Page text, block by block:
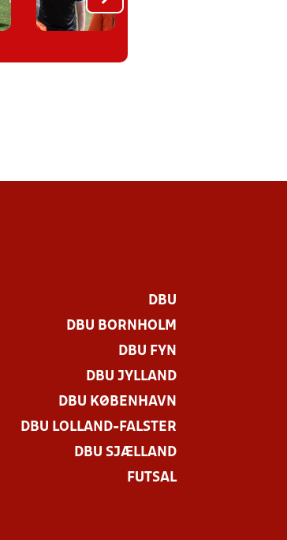
DBU
DBU BORNHOLM
DBU FYN
DBU JYLLAND
DBU KØBENHAVN
DBU LOLLAND-FALSTER
DBU SJÆLLAND
FUTSAL